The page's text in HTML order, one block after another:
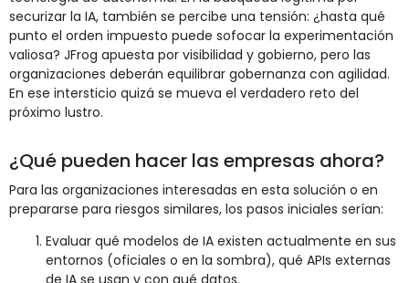
securizar la IA, también se percibe una tensión: ¿hasta qué
punto el orden impuesto puede sofocar la experimentación
valiosa? JFrog apuesta por visibilidad y gobierno, pero las
organizaciones deberán equilibrar gobernanza con agilidad.
En ese intersticio quizá se mueva el verdadero reto del
próximo lustro.
¿Qué pueden hacer las empresas ahora?
Para las organizaciones interesadas en esta solución o en
prepararse para riesgos similares, los pasos iniciales serían:
Evaluar qué modelos de IA existen actualmente en sus
entornos (oficiales o en la sombra), qué APIs externas